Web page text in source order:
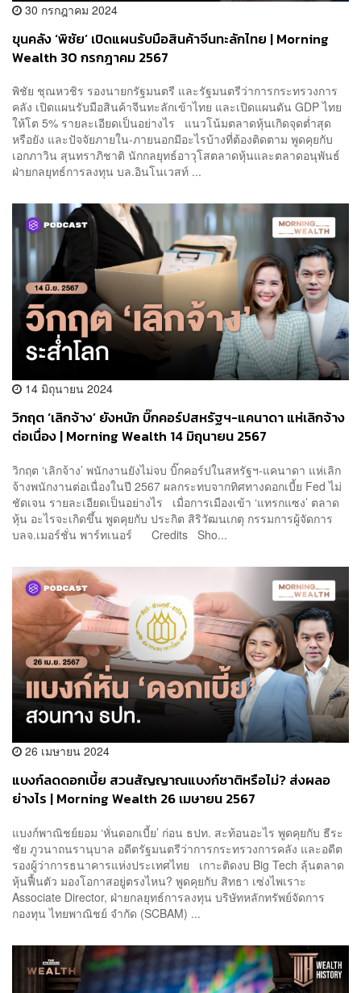
30 กรกฎาคม 2024
ขุนคลัง ‘พิชัย’ เปิดแผนรับมือสินค้าจีนทะลักไทย | Morning
Wealth 30 กรกฎาคม 2567
พิชัย ชุณหวชิร รองนายกรัฐมนตรี และรัฐมนตรีว่าการกระทรวงการ
คลัง เปิดแผนรับมือสินค้าจีนทะลักเข้าไทย และเปิดแผนดัน GDP ไทย
ให้โต 5% รายละเอียดเป็นอย่างไร แนวโน้มตลาดหุ้นเกิดจุดต่ำสุด
หรือยัง และปัจจัยภายใน-ภายนอกมีอะไรบ้างที่ต้องติดตาม พูดคุยกับ
เอกภาวิน สุนทราภิชาติ นักกลยุทธ์อาวุโสตลาดหุ้นและตลาดอนุพันธ์
ฝ่ายกลยุทธ์การลงทุน บล.อินโนเวสท์ ...
14 มิถุนายน 2024
วิกฤต ‘เลิกจ้าง’ ยังหนัก บิ๊กคอร์ปสหรัฐฯ-แคนาดา แห่เลิกจ้าง
ต่อเนื่อง | Morning Wealth 14 มิถุนายน 2567
วิกฤต ‘เลิกจ้าง’ พนักงานยังไม่จบ บิ๊กคอร์ปในสหรัฐฯ-แคนาดา แห่เลิก
จ้างพนักงานต่อเนื่องในปี 2567 ผลกระทบจากทิศทางดอกเบี้ย Fed ไม่
ชัดเจน รายละเอียดเป็นอย่างไร เมื่อการเมืองเข้า ‘แทรกแซง’ ตลาด
หุ้น อะไรจะเกิดขึ้น พูดคุยกับ ประกิต สิริวัฒนเกตุ กรรมการผู้จัดการ
บลจ.เมอร์ชั่น พาร์ทเนอร์ Credits Sho...
26 เมษายน 2024
แบงก์ลดดอกเบี้ย สวนสัญญาณแบงก์ชาติหรือไม่? ส่งผลอ
ย่างไร | Morning Wealth 26 เมษายน 2567
แบงก์พาณิชย์ยอม ‘หั่นดอกเบี้ย’ ก่อน ธปท. สะท้อนอะไร พูดคุยกับ ธีระ
ชัย ภูวนาถนรานุบาล อดีตรัฐมนตรีว่าการกระทรวงการคลัง และอดีต
รองผู้ว่าการธนาคารแห่งประเทศไทย เกาะติดงบ Big Tech ลุ้นตลาด
หุ้นฟื้นตัว มองโอกาสอยู่ตรงไหน? พูดคุยกับ สิทธา เซ่งไพเราะ
Associate Director, ฝ่ายกลยุทธ์การลงทุน บริษัทหลักทรัพย์จัดการ
กองทุน ไทยพาณิชย์ จำกัด (SCBAM) ...